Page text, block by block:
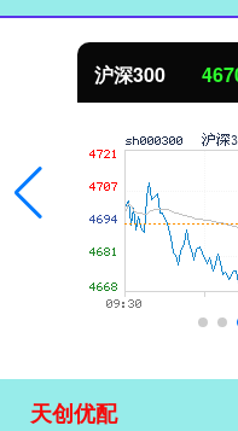
沪深300
天创优配